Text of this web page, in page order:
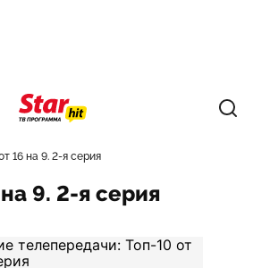
16 на 9. 2-я серия
9. 2-я серия